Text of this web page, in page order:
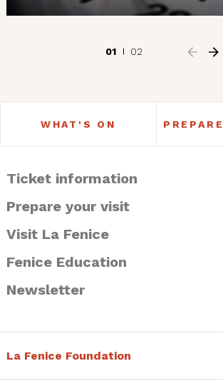
01 02
WHAT'S ON
Ticket information
Prepare your visit
Visit La Fenice
Fenice Education
Newsletter
La Fenice Foundation